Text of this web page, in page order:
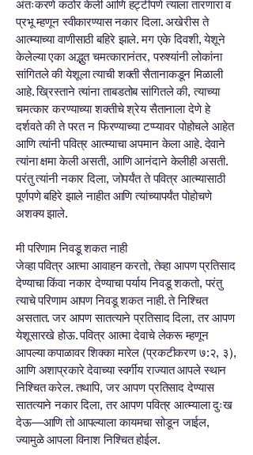
अंतःकरणे कठोर केली आणि हट्टीपणे त्याला तारणारा व
प्रभू म्हणून स्वीकारण्यास नकार दिला. अखेरीस ते
आत्म्याच्या वाणीसाठी बहिरे झाले. मग एके दिवशी, येशूने
केलेल्या एका अद्भुत चमत्कारानंतर, परुश्यांनी लोकांना
सांगितले की येशूला त्याची शक्ती सैतानाकडून मिळाली
आहे. ख्रिस्ताने त्यांना ताबडतोब सांगितले की, त्याच्या
चमत्कार करण्याच्या शक्तीचे श्रेय सैतानाला देणे हे
दर्शवते की ते परत न फिरण्याच्या टप्प्यावर पोहोचले आहेत
आणि त्यांनी पवित्र आत्म्याचा अपमान केला आहे. देवाने
त्यांना क्षमा केली असती, आणि आनंदाने केलीही असती.
परंतु त्यांनी नकार दिला, जोपर्यंत ते पवित्र आत्म्यासाठी
पूर्णपणे बहिरे झाले नाहीत आणि त्यांच्यापर्यंत पोहोचणे
अशक्य झाले.
मी परिणाम निवडू शकत नाही
जेव्हा पवित्र आत्मा आवाहन करतो, तेव्हा आपण प्रतिसाद
देण्याचा किंवा नकार देण्याचा पर्याय निवडू शकतो, परंतु
त्याचे परिणाम आपण निवडू शकत नाही. ते निश्चित
असतात. जर आपण सातत्याने प्रतिसाद दिला, तर आपण
येशूसारखे होऊ. पवित्र आत्मा देवाचे लेकरू म्हणून
आपल्या कपाळावर शिक्का मारेल (प्रकटीकरण ७:२, ३),
आणि अशाप्रकारे देवाच्या स्वर्गीय राज्यात आपले स्थान
निश्चित करेल. तथापि, जर आपण प्रतिसाद देण्यास
सातत्याने नकार दिला, तर आपण पवित्र आत्म्याला दुःख
देऊ—आणि तो आपल्याला कायमचा सोडून जाईल,
ज्यामुळे आपला विनाश निश्चित होईल.